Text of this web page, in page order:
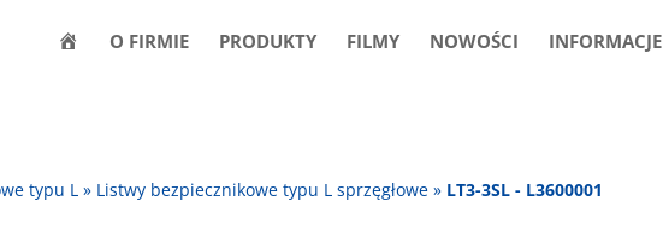
O FIRMIE PRODUKTY FILMY NOWOŚCI INFORMACJE
typu L » Listwy bezpiecznikowe typu L sprzęgłowe » LT3-3SL - L3600001